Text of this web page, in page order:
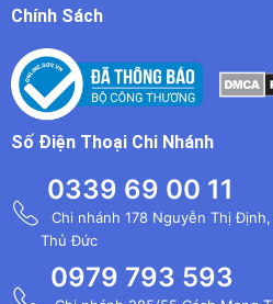
Chính Sách
Số Điện Thoại Chi Nhánh
0339 69 00 11
Chi nhánh 178 Nguyễn Thị
Thủ Đức
0979 793 593